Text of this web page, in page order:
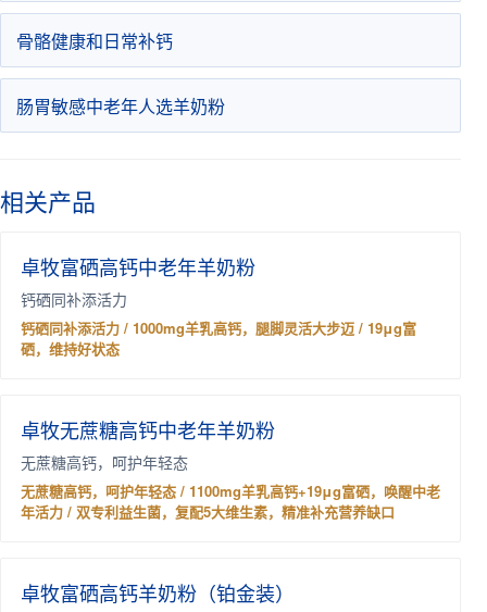
骨骼健康和日常补钙
肠胃敏感中老年人选羊奶粉
相关产品
卓牧富硒高钙中老年羊奶粉
钙硒同补添活力
钙硒同补添活力 / 1000mg羊乳高钙，腿脚灵活大步迈 / 19μg富
硒，维持好状态
卓牧无蔗糖高钙中老年羊奶粉
无蔗糖高钙，呵护年轻态
无蔗糖高钙，呵护年轻态 / 1100mg羊乳高钙+19μg富硒，唤醒中老
年活力 / 双专利益生菌，复配5大维生素，精准补充营养缺口
卓牧富硒高钙羊奶粉（铂金装）